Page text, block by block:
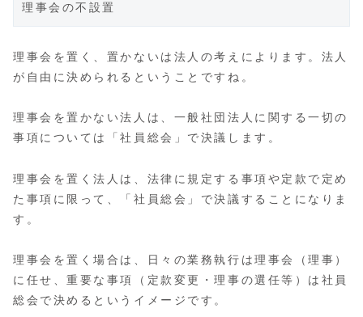
理事会の不設置
理事会を置く、置かないは法人の考えによります。法人
が自由に決められるということですね。
理事会を置かない法人は、一般社団法人に関する一切の
事項については「社員総会」で決議します。
理事会を置く法人は、法律に規定する事項や定款で定め
た事項に限って、「社員総会」で決議することになりま
す。
理事会を置く場合は、日々の業務執行は理事会（理事）
に任せ、重要な事項（定款変更・理事の選任等）は社員
総会で決めるというイメージです。